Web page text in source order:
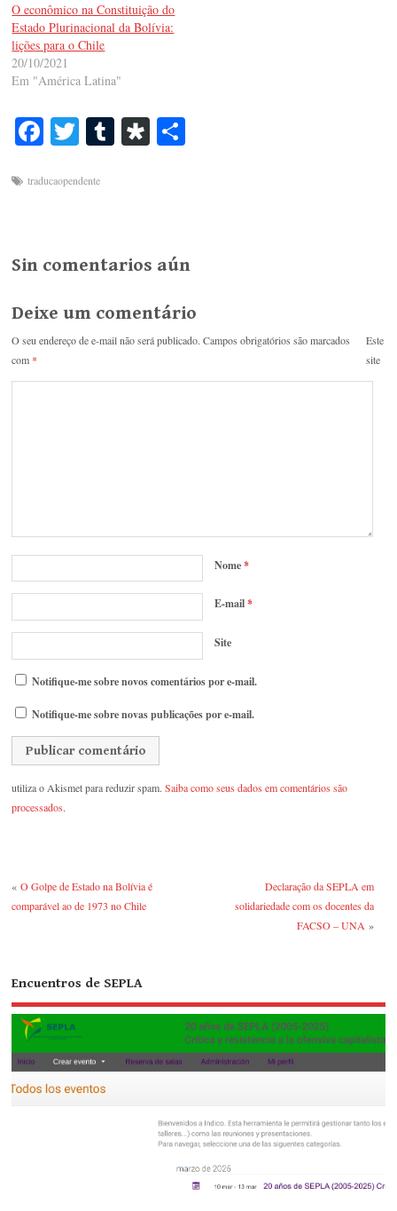
O econômico na Constituição do
Estado Plurinacional da Bolívia:
lições para o Chile
20/10/2021
Em "América Latina"
Fa
bo
T
tte
T Di
traducaopendente
Sin comentarios aún
Deixe um comentário
O seu endereço de e-mail não será publicado. Campos obrigatórios são marcados
com *
Nome*
E-mail*
Site
Notifique-me sobre novos comentários por e-mail.
Notifique-me sobre novas publicações por e-mail.
Este
site
utiliza o Akismet para reduzir spam.Saiba como seus dados em comentários são
processados.
«O Golpe de Estado na Bolívia é
comparável ao de 1973 no Chile
Declaração da SEPLA em
solidariedade com os docentes da
FACSO – UNA »
Encuentros de SEPLA